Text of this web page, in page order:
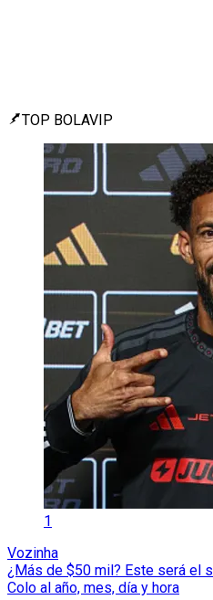
TOP BOLAVIP
1
Vozinha
¿Más de $50 mil? Este será el
Colo al año, mes, día y hora